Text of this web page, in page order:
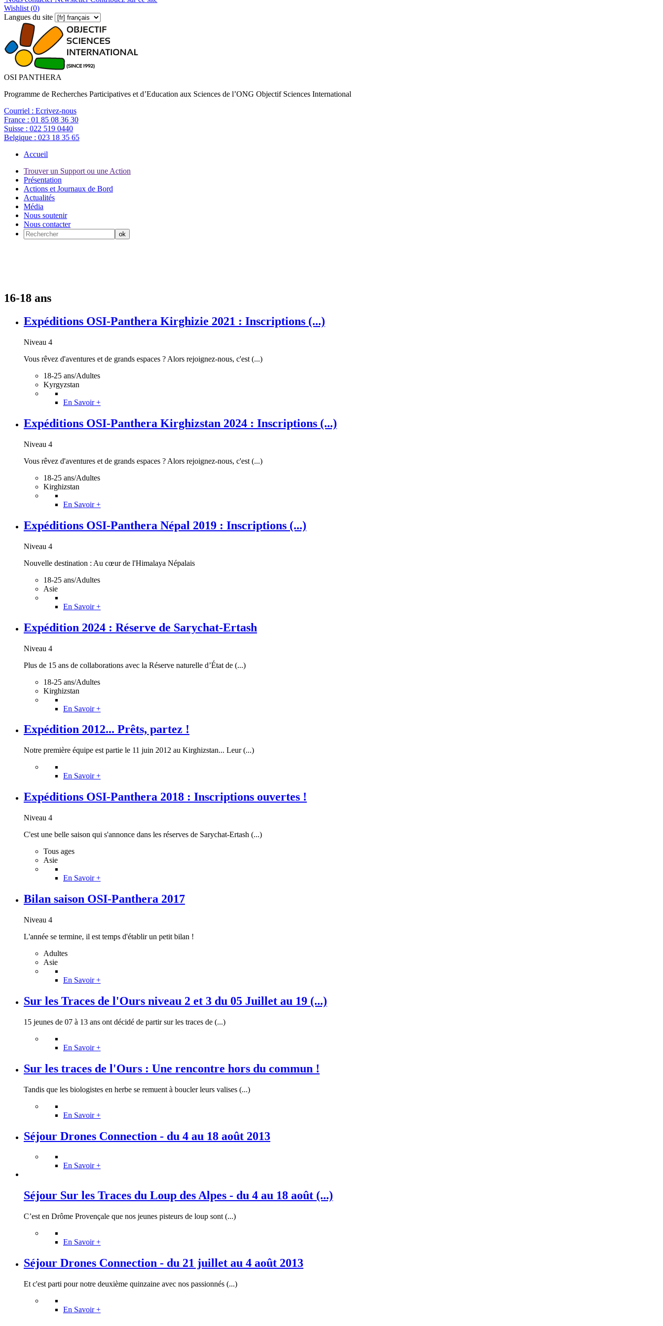
Wishlist (0)
Langues du site
OSI PANTHERA
Programme de Recherches Participatives et d’Education aux Sciences de l’ONG Objectif Sciences International
Courriel : Ecrivez-nous
France : 01 85 08 36 30
Suisse : 022 519 0440
Belgique : 023 18 35 65
Accueil
Trouver un Support ou une Action
Présentation
Actions et Journaux de Bord
Actualités
Média
Nous soutenir
Nous contacter
16-18 ans
Expéditions OSI-Panthera Kirghizie 2021 : Inscriptions (...)
Niveau 4
Vous rêvez d'aventures et de grands espaces ? Alors rejoignez-nous, c'est (...)
18-25 ans/Adultes
Kyrgyzstan
En Savoir +
Expéditions OSI-Panthera Kirghizstan 2024 : Inscriptions (...)
Niveau 4
Vous rêvez d'aventures et de grands espaces ? Alors rejoignez-nous, c'est (...)
18-25 ans/Adultes
Kirghizstan
En Savoir +
Expéditions OSI-Panthera Népal 2019 : Inscriptions (...)
Niveau 4
Nouvelle destination : Au cœur de l'Himalaya Népalais
18-25 ans/Adultes
Asie
En Savoir +
Expédition 2024 : Réserve de Sarychat-Ertash
Niveau 4
Plus de 15 ans de collaborations avec la Réserve naturelle d’État de (...)
18-25 ans/Adultes
Kirghizstan
En Savoir +
Expédition 2012... Prêts, partez !
Notre première équipe est partie le 11 juin 2012 au Kirghizstan... Leur (...)
En Savoir +
Expéditions OSI-Panthera 2018 : Inscriptions ouvertes !
Niveau 4
C'est une belle saison qui s'annonce dans les réserves de Sarychat-Ertash (...)
Tous ages
Asie
En Savoir +
Bilan saison OSI-Panthera 2017
Niveau 4
L'année se termine, il est temps d'établir un petit bilan !
Adultes
Asie
En Savoir +
Sur les Traces de l'Ours niveau 2 et 3 du 05 Juillet au 19 (...)
15 jeunes de 07 à 13 ans ont décidé de partir sur les traces de (...)
En Savoir +
Sur les traces de l'Ours : Une rencontre hors du commun !
Tandis que les biologistes en herbe se remuent à boucler leurs valises (...)
En Savoir +
Séjour Drones Connection - du 4 au 18 août 2013
En Savoir +
Séjour Sur les Traces du Loup des Alpes - du 4 au 18 août (...)
C’est en Drôme Provençale que nos jeunes pisteurs de loup sont (...)
En Savoir +
Séjour Drones Connection - du 21 juillet au 4 août 2013
Et c'est parti pour notre deuxième quinzaine avec nos passionnés (...)
En Savoir +